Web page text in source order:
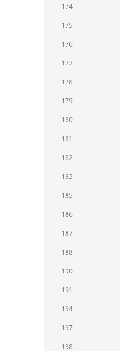
174
175
176
177
178
179
180
181
182
183
185
186
187
188
190
191
194
197
198